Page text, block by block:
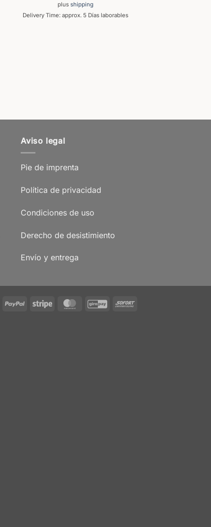
plusshipping
Delivery Time: approx. 5 Días laborables
Aviso legal
Pie de imprenta
Política de privacidad
Condiciones de uso
Derecho de desistimiento
Envío y entrega
Visa PayPal Stripe MasterCardGiroPaySofort